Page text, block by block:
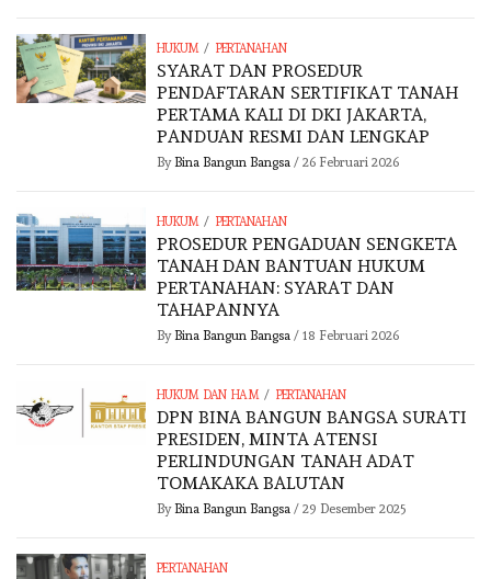
HUKUM / PERTANAHAN
SYARAT DAN PROSEDUR
PENDAFTARAN SERTIFIKAT TANAH
PERTAMA KALI DI DKI JAKARTA,
PANDUAN RESMI DAN LENGKAP
By Bina Bangun Bangsa/ 26 Februari 2026
HUKUM / PERTANAHAN
PROSEDUR PENGADUAN SENGKETA
TANAH DAN BANTUAN HUKUM
PERTANAHAN: SYARAT DAN
TAHAPANNYA
By Bina Bangun Bangsa/ 18 Februari 2026
HUKUM DAN HAM / PERTANAHAN
DPN BINA BANGUN BANGSA SURATI
PRESIDEN, MINTA ATENSI
PERLINDUNGAN TANAH ADAT
TOMAKAKA BALUTAN
By Bina Bangun Bangsa/ 29 Desember 2025
PERTANAHAN